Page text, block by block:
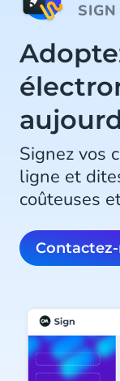
SIGN
Signez vos
ligne et
coûteuses